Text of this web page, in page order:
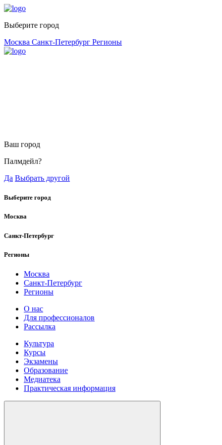
Выберите город
Москва Санкт-Петербург Регионы
Ваш город
Палмдейл?
Да Выбрать другой
Выберите город
Москва
Санкт-Петербург
Регионы
Москва
Санкт-Петербург
Регионы
О нас
Для профессионалов
Рассылка
Культура
Курсы
Экзамены
Образование
Медиатека
Практическая информация